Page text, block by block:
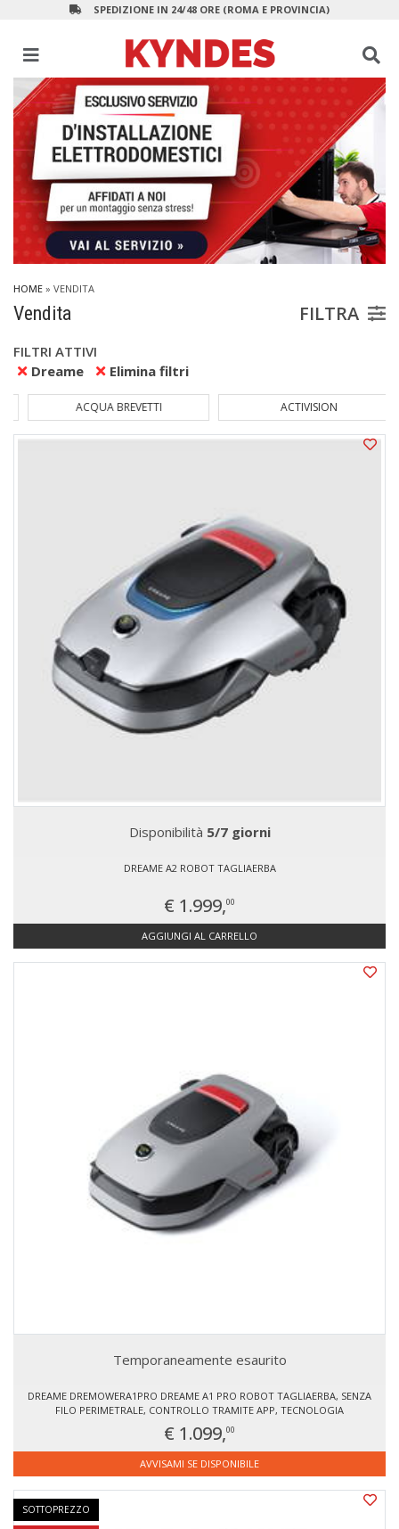
SPEDIZIONE IN 24/48 ORE (ROMA E PROVINCIA)
HOME » VENDITA
Vendita FILTRA
FILTRI ATTIVI
Dreame
Elimina filtri
ACQUA BREVETTI ACTIVISION
Disponibilità 5/7 giorni
DREAME A2 ROBOT TAGLIAERBA
€ 1.999,00
AGGIUNGI AL CARRELLO
Temporaneamente esaurito
DREAME DREMOWERA1PRO DREAME A1 PRO ROBOT TAGLIAERBA, SENZA
FILO PERIMETRALE, CONTROLLO TRAMITE APP, TECNOLOGIA
OMNISENSE™, GESTIONE INTUITIVA DELLE ZONE, EVITAMENTO
INTELLIGENTE DEGLI OSTACOLI
€ 1.099,00
AVVISAMI SE DISPONIBILE
SOTTOPREZZO